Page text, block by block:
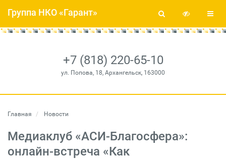
+7 (818) 220-65-10
ул. Попова, 18, Архангельск, 163000
Группа НКО «Гарант»
Главная Новости
Медиаклуб «АСИ-Благосфера»:
онлайн-встреча «Как